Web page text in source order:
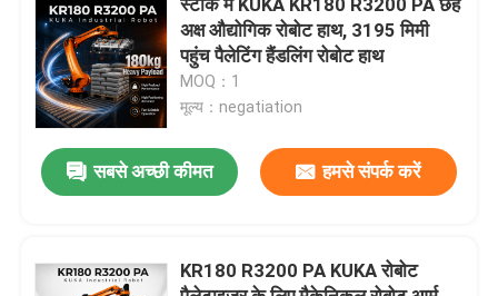
उत्पाद
स्टॉक में KUKA KR180 R3200 PA छह
अक्ष औद्योगिक रोबोट हाथ, 3195 मिमी
पहुंच पैलेटिंग हैंडलिंग रोबोट हाथ
MOQ：1
मूल्य：negatiation
सबसे अच्छी कीमत हमसे संपर्क करें
KR180 R3200 PA KUKA रोबोट